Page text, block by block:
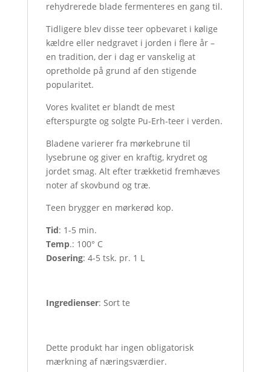
rehydrerede blade fermenteres en gang til.
Tidligere blev disse teer opbevaret i kølige
kældre eller nedgravet i jorden i flere år –
en tradition, der i dag er vanskelig at
opretholde på grund af den stigende
popularitet.
Vores kvalitet er blandt de mest
efterspurgte og solgte Pu-Erh-teer i verden.
Bladene varierer fra mørkebrune til
lysebrune og giver en kraftig, krydret og
jordet smag. Alt efter trækketid fremhæves
noter af skovbund og træ.
Teen brygger en mørkerød kop.
Tid: 1-5 min.
Temp.: 100° C
Dosering: 4-5 tsk. pr. 1 L
Ingredienser: Sort te
Dette produkt har ingen obligatorisk
mærkning af næringsværdier.